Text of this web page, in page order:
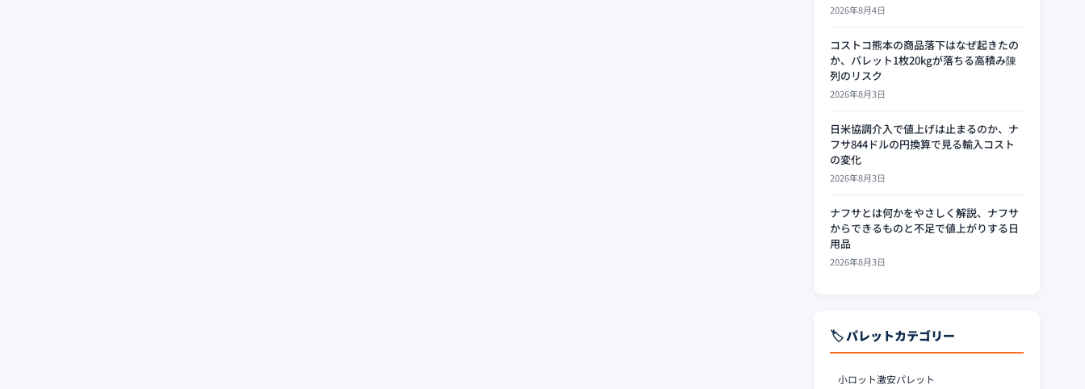
2026年8月4日
コストコ熊本の商品落下はなぜ起きたの
か、パレット1枚20kgが落ちる高積み陳
列のリスク
2026年8月3日
日米協調介入で値上げは止まるのか、ナ
フサ844ドルの円換算で見る輸入コスト
の変化
2026年8月3日
ナフサとは何かをやさしく解説、ナフサ
からできるものと不足で値上がりする日
用品
2026年8月3日
🏷️ パレットカテゴリー
小ロット激安パレット